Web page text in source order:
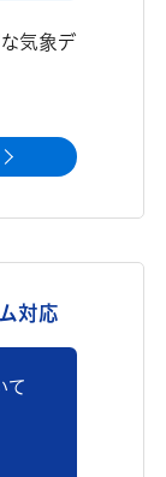
気象デ
対応
て